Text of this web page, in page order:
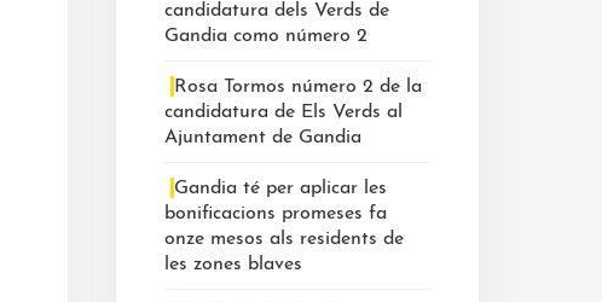
candidatura dels Verds de
Gandia como número 2
Rosa Tormos número 2 de la
candidatura de Els Verds al
Ajuntament de Gandia
Gandia té per aplicar les
bonificacions promeses fa
onze mesos als residents de
les zones blaves